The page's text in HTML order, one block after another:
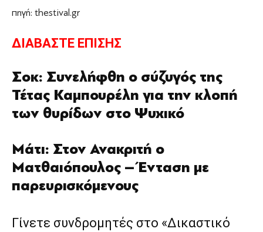
πηγή: thestival.gr
ΔΙΑΒΑΣΤΕ ΕΠΙΣΗΣ
Σοκ: Συνελήφθη ο σύζυγός της
Τέτας Καμπουρέλη για την κλοπή
των θυρίδων στο Ψυχικό
Μάτι: Στον Ανακριτή ο
Ματθαιόπουλος – Ένταση με
παρευρισκόμενους
Γίνετε συνδρομητές στο «Δικαστικό